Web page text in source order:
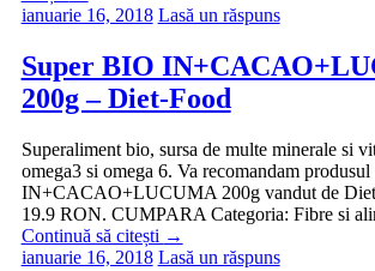
ianuarie 16, 2018 Lasă un răspuns
Super BIO
200g – Diet-Food
Superaliment bio, sursa de multe minerale si
omega3 si omega 6. Va recomandam
IN+CACAO+LUCUMA 200g vandut de
19.9 RON. CUMPARA Categoria: Fibre si
Continuă să citești →
ianuarie 16, 2018 Lasă un răspuns